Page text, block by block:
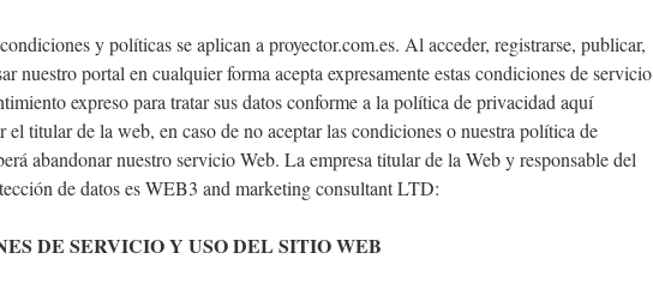
y políticas se aplican a proyector.com.es. Al acceder, registrarse, publicar,
nuestro portal en cualquier forma acepta expresamente estas condiciones de servicio
expreso para tratar sus datos conforme a la política de privacidad aquí
el titular de la web, en caso de no aceptar las condiciones o nuestra política de
abandonar nuestro servicio Web. La empresa titular de la Web y responsable del
de datos es WEB3 and marketing consultant LTD:
DE SERVICIO Y USO DEL SITIO WEB